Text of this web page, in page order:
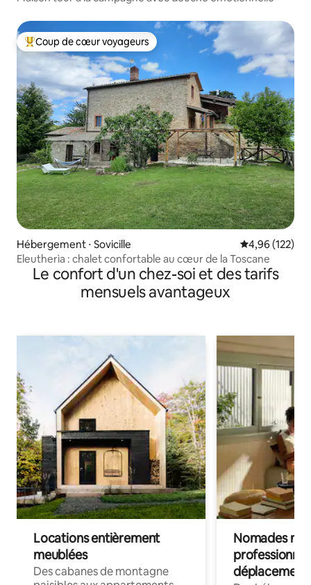
Coups de cœur voyageurs les plus appréciés
Coup de cœur voyageurs
Hébergement ⋅ Sovicille Évaluation
4,96 (122)
Eleutherìa : chalet confortable au cœur de la Toscane
Le confort d'un chez-soi et des tarifs
mensuels avantageux
Locations entièrement
meublées
Des cabanes de montagne
Nomades
déplacement